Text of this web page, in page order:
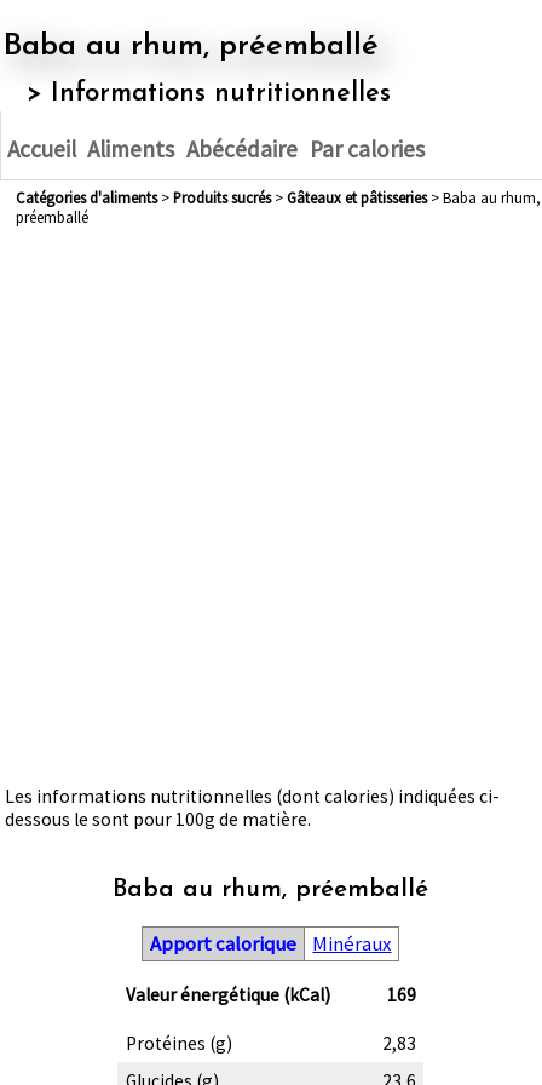
Baba au rhum, préemballé
> Informations nutritionnelles
Accueil Aliments Abécédaire Par calories
Catégories d'aliments> produits sucrés> gâteaux et pâtisseries> Baba au rhum,
préemballé
Les informations nutritionnelles (dont calories) indiquées ci-
dessous le sont pour 100g de matière.
Baba au rhum, préemballé
Apport calorique Minéraux
Valeur énergétique (kCal) 169
Protéines (g)
2,83